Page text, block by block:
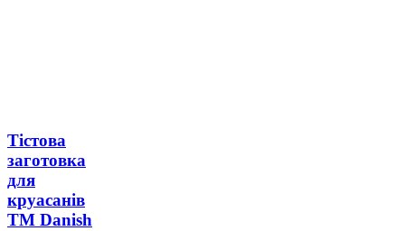
Тістова
заготовка
для
круасанів
ТМ Danish